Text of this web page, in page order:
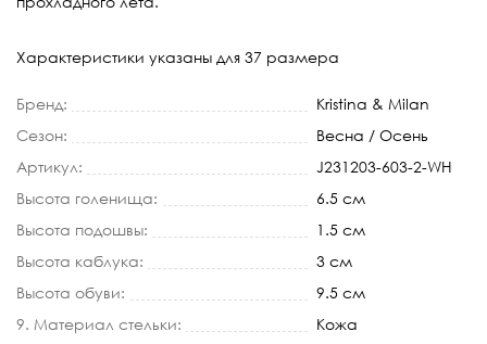
Характеристики указаны для 37 размера
Бренд:
Kristina & Milan
Сезон:
Весна / Осень
Артикул:
J231203-603-2-WH
Высота голенища:
6.5 см
Высота подошвы:
1.5 см
Высота каблука:
3 см
Высота обуви:
9.5 см
9. Материал стельки:
Кожа